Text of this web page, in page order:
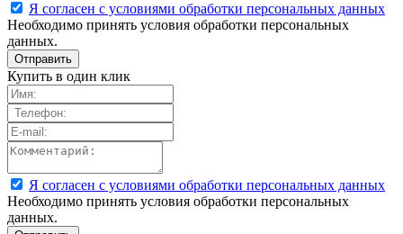
Я согласен с условиями обработки персональных данных
Необходимо принять условия обработки персональных
данных.
Купить в один клик
Я согласен с условиями обработки персональных данных
Необходимо принять условия обработки персональных
данных.